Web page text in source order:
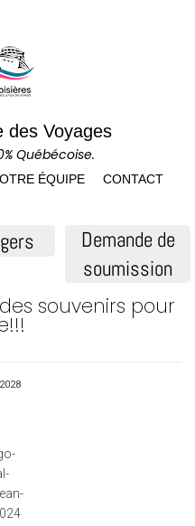
des Voyages
Québécoise.
ÉQUIPE CONTACT
Demande de
soumission
souvenirs pour